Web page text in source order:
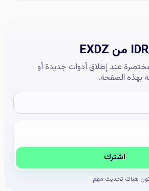
عند إطلاق أدوات جديدة أو
بهذه الصفحة.
اشترك
هناك تحديث مهم.